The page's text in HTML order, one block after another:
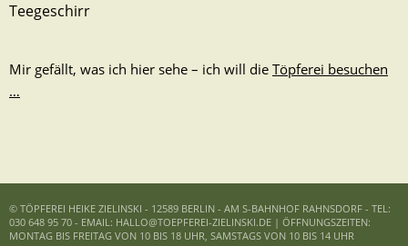
Teegeschirr
Mir gefällt, was ich hier sehe – ich will die Töpferei besuchen
…
© TÖPFEREI HEIKE ZIELINSKI - 12589 BERLIN - AM S-BAHNHOF RAHNSDORF - TEL:
030 648 95 70 - EMAIL: HALLO@TOEPFEREI-ZIELINSKI.DE | ÖFFNUNGSZEITEN:
MONTAG BIS FREITAG VON 10 BIS 18 UHR, SAMSTAGS VON 10 BIS 14 UHR